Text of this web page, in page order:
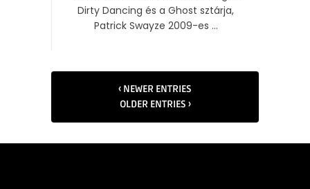
Dirty Dancing és a Ghost sztárja,
Patrick Swayze 2009-es ...
‹ NEWER ENTRIES
OLDER ENTRIES ›